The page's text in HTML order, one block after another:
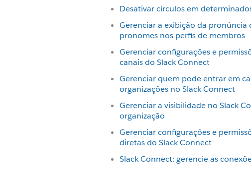
Desativar círculos em
Gerenciar a exibição da pronúncia
pronomes nos perfis de membros
Gerenciar configurações e
canais do Slack Connect
Gerenciar quem pode entrar em
organizações no Slack Connect
Gerenciar a visibilidade no Slack
organização
Gerenciar configurações e
diretas do Slack Connect
Slack Connect: gerencie as